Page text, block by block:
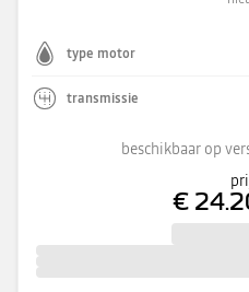
type motor
transmissie
beschikbaar op
€